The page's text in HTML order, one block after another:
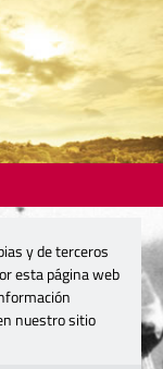
y de terceros
esta página web
nuestro sitio